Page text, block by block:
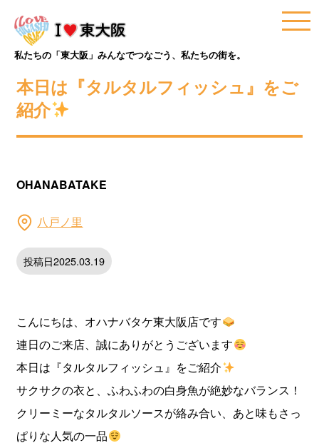
私たちの「東大阪」みんなでつなごう、私たちの街を。
本日は『タルタルフィッシュ』をご
紹介
OHANABATAKE
八戸ノ里
投稿日2025.03.19
こんにちは、オハナバタケ東大阪店です
連日のご来店、誠にありがとうございます
本日は『タルタルフィッシュ』をご紹介
サクサクの衣と、ふわふわの白身魚が絶妙なバランス！
クリーミーなタルタルソースが絡み合い、あと味もさっ
ぱりな人気の一品